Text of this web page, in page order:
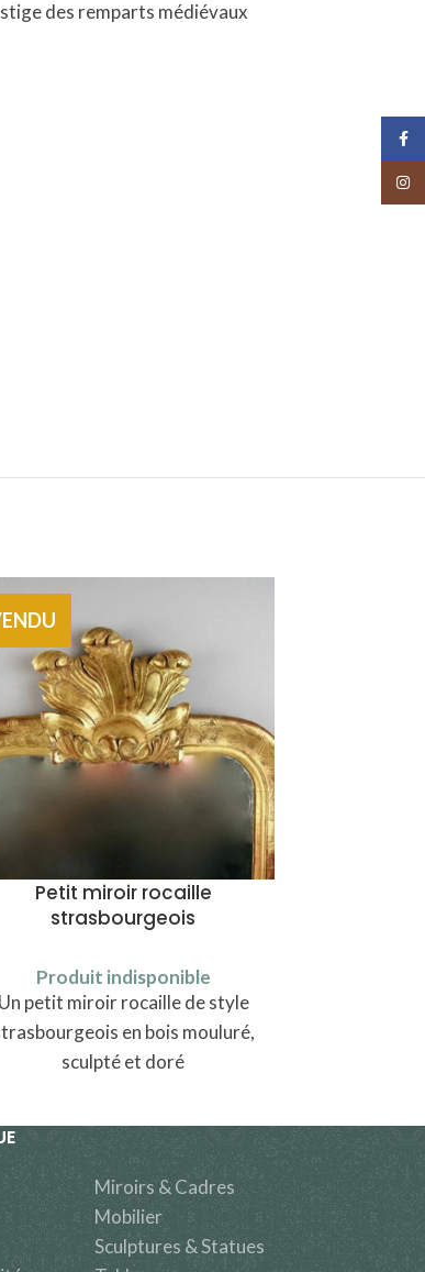
des remparts médiévaux
Petit miroir rocaille
strasbourgeois
Produit indisponible
Un petit miroir rocaille de style
en bois mouluré,
sculpté et doré
Miroirs & Cadres
Mobilier
Sculptures & Statues